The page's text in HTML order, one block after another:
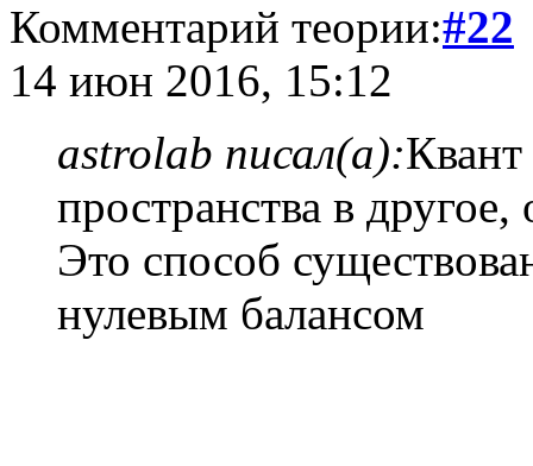
Комментарий теории:#22
14 июн 2016, 15:12
astrolab писал(а):Квант
пространства в
Это способ
нулевым балансом